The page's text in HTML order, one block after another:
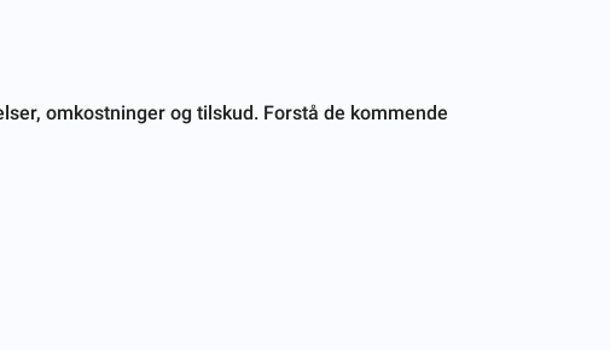
omkostninger og tilskud. Forstå de kommende